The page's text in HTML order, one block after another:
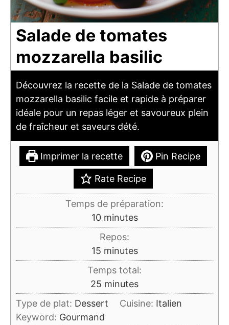
Salade de tomates
mozzarella basilic
Découvrez la recette de la Salade de tomates
mozzarella basilic facile et rapide à préparer
idéale pour un repas léger et savoureux plein
de fraîcheur et saveurs dété.
Imprimer la recette Pin Recipe
Rate Recipe
Temps de préparation:
10minutes
minutes
Repos:
15minutes
minutes
Temps total:
25 minutes
minutes
Type de plat: Dessert Cuisine: Italien
Keyword: Gourmand